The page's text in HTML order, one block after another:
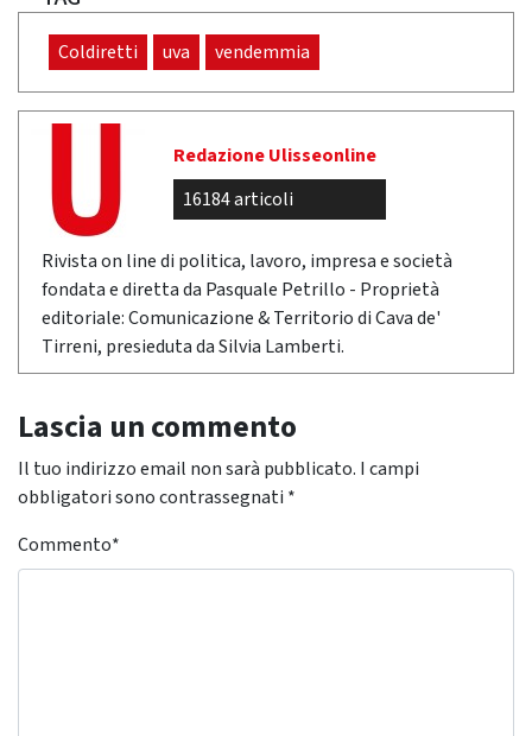
Coldiretti uva vendemmia
Redazione Ulisseonline
16184 articoli
Rivista on line di politica, lavoro, impresa e società
fondata e diretta da Pasquale Petrillo - Proprietà
editoriale: Comunicazione & Territorio di Cava de'
Tirreni, presieduta da Silvia Lamberti.
Lascia un commento
Il tuo indirizzo email non sarà pubblicato. I campi
obbligatori sono contrassegnati *
Commento*